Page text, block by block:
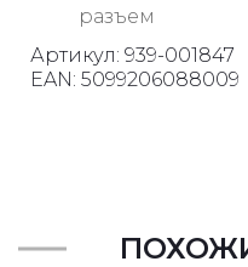
разъем
Артикул: 939-001847
EAN: 5099206088009